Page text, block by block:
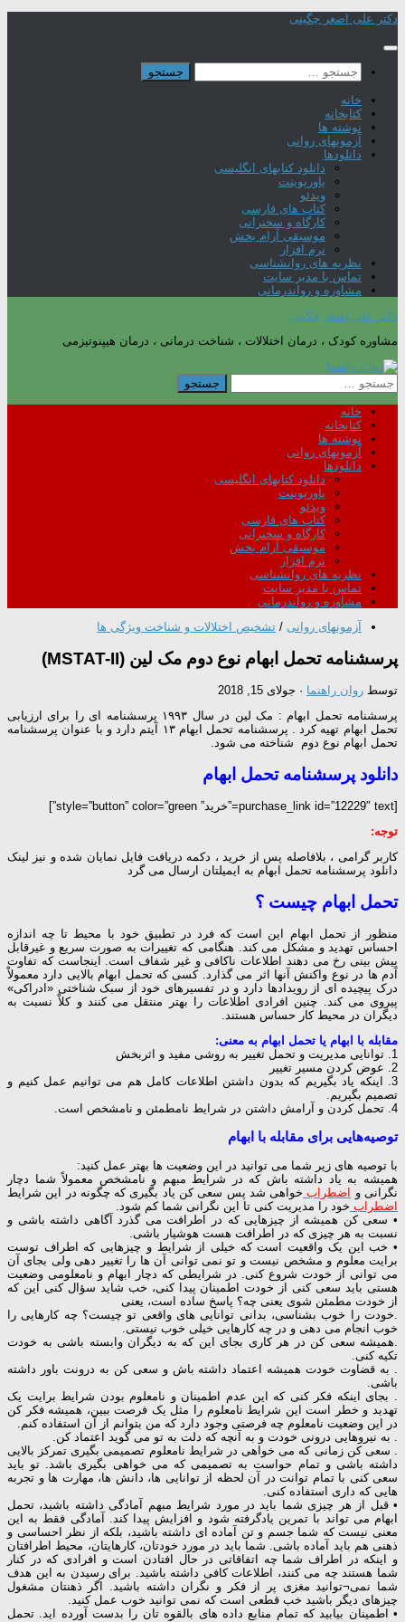
Skip
content
دکتر علی اصغر چگینی
جستجو
برای:
خانه
کتابخانه
نوشته ها
آزمونهای روانی
دانلودها
دانلود کتابهای انگلیسی
پاورپوینت
ویدئو
کتاب های فارسی
کارگاه و سخنرانی
موسیقی آرام بخش
نرم افزار
نظریه های روانشناسی
تماس با مدیر سایت
مشاوره و رواندرمانی
دکتر علی اصغر چگینی
مشاوره کودک ، درمان اختلالات ، شناخت درمانی ، درمان هیپنوتیزمی
جستجو
برای:
خانه
کتابخانه
نوشته ها
آزمونهای روانی
دانلودها
دانلود کتابهای انگلیسی
پاورپوینت
ویدئو
کتاب های فارسی
کارگاه و سخنرانی
موسیقی آرام بخش
نرم افزار
نظریه های روانشناسی
تماس با مدیر سایت
مشاوره و رواندرمانی
آزمونهای روانی / تشخیص اختلالات و شناخت ویژگی ها
پرسشنامه تحمل ابهام نوع دوم مک لین (MSTAT-II)
توسط روان راهنما · جولای 15, 2018
پرسشنامه تحمل ابهام : مک لین در سال ۱۹۹۳ پرسشنامه ای را برای ارزیابی
تحمل ابهام تهیه کرد . پرسشنامه تحمل ابهام ۱۳ آیتم دارد و با عنوان پرسشنامه
تحمل ابهام نوع دوم شناخته می شود.
دانلود پرسشنامه تحمل ابهام
[purchase_link id=”12229″ text=”خرید” style=”button” color=”green”]
توجه:
کاربر گرامی ، بلافاصله پس از خرید ، دکمه دریافت فایل نمایان شده و نیز لینک
دانلود پرسشنامه تحمل ابهام به ایمیلتان ارسال می گرد
تحمل ابهام چیست ؟
منظور از تحمل ابهام این است که فرد در تطبیق خود با محیط تا چه اندازه
احساس تهدید و مشکل می کند. هنگامی که تغییرات به صورت سریع و غیرقابل
پیش بینی رخ می دهند اطلاعات ناکافی و غیر شفاف است. اینجاست که تفاوت
آدم ها در نوع واکنش آنها اثر می گذارد. کسی که تحمل ابهام بالایی دارد معمولاْ
درک پیچیده ای از رویدادها دارد و در تفسیرهای خود از سبک شناختی «ادراکی»
پیروی می کند. چنین افرادی اطلاعات را بهتر منتقل می کنند و کلاْ نسبت به
دیگران در محیط کار حساس هستند.
مقابله با ابهام یا تحمل ابهام به معنی:
1. توانایی مدیریت و تحمل تغییر به روشی مفید و اثربخش
2. عوض کردن مسیر تغییر
3. اینکه یاد بگیریم که بدون داشتن اطلاعات کامل هم می توانیم عمل کنیم و
تصمیم بگیریم.
4. تحمل کردن و آرامش داشتن در شرایط نامطمئن و نامشخص است.
توصیه‌هایی برای مقابله با ابهام
با توصیه های زیر شما می توانید در این وضعیت ها بهتر عمل کنید:
همیشه به یاد داشته باش که در شرایط مبهم و نامشخص معمولاً شما دچار
نگرانی و
اضطراب خواهی شد پس سعی کن یاد بگیری که چگونه در این شرایط
اضطراب خود را مدیریت کنی تا این نگرانی شما کم شود.
• سعی کن همیشه از چیزهایی که در اطرافت می گذرد آگاهی داشته باشی و
نسبت به هر چیزی که در اطرافت هست هوشیار باشی.
• خب این یک واقعیت است که خیلی از شرایط و چیزهایی که اطراف توست
برایت معلوم و مشخص نیست و تو نمی توانی آن ها را تغییر دهی ولی بجای آن
می توانی از خودت شروع کنی. در شرایطی که دچار ابهام و نامعلومی وضعیت
هستی باید سعی کنی از خودت اطمینان پیدا کنی، خب شاید سؤال کنی این که
از خودت مطمئن شوی یعنی چه؟ پاسخ ساده است، یعنی
.خودت را خوب بشناسی، بدانی توانایی های واقعی تو چیست؟ چه کارهایی را
خوب انجام می دهی و در چه کارهایی خیلی خوب نیستی.
.همیشه سعی کن در هر کاری بجای این که به دیگران وابسته باشی به خودت
تکیه کنی.
. به قضاوت خودت همیشه اعتماد داشته باش و سعی کن به درونت باور داشته
باشی.
. بجای اینکه فکر کنی که این عدم اطمینان و نامعلوم بودن شرایط برایت یک
تهدید و خطر است این شرایط نامعلوم را مثل یک فرصت ببین، همیشه فکر کن
در این وضعیت نامعلوم چه فرصتی وجود دارد که من بتوانم از آن استفاده کنم.
. به نیروهایی درونی خودت و به آنچه که دلت به تو می گوید اعتماد کن.
. سعی کن زمانی که می خواهی در شرایط نامعلوم تصمیمی بگیری تمرکز بالایی
داشته باشی و تمام حواست به تصمیمی که می خواهی بگیری باشد. تو باید
سعی کنی با تمام توانت در آن لحظه از توانایی ها، دانش ها، مهارت ها و تجربه
هایی که داری استفاده کنی.
• قبل از هر چیزی شما باید در مورد شرایط مبهم آمادگی داشته باشید، تحمل
ابهام می تواند با تمرین یادگرفته شود و افزایش پیدا کند. آمادگی فقط به این
معنی نیست که شما جسم و تن آماده ای داشته باشید، بلکه از نظر احساسی و
ذهنی هم باید آماده باشی. شما باید در مورد خودتان، کارهایتان، محیط اطرافتان
و اینکه در اطراف شما چه اتفاقاتی در حال افتادن است و افرادی که در کنار
شما هستند چه می کنند، اطلاعات کافی داشته باشید. برای رسیدن به این هدف
شما نمی¬توانید مغزی پر از فکر و نگران داشته باشید. اگر ذهنتان مشغول
چیزهای دیگر باشید خب قطعی است که نمی توانید خوب عمل کنید.
• اطمینان بیابید که تمام منابع داده های بالقوه تان را بدست آورده اید. تحمل